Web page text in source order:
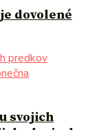
dovolené
svojich